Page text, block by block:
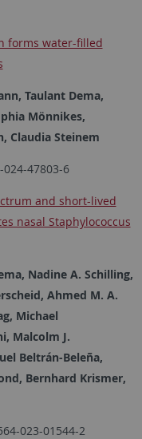
forms water-filled
Taulant Dema,
Mönnikes,
Claudia Steinem
47803-6
and short-lived
nasal Staphylococcus
Nadine A. Schilling,
Ahmed M. A.
Michael
Malcolm J.
Beltrán-Beleña,
Bernhard Krismer,
023-01544-2